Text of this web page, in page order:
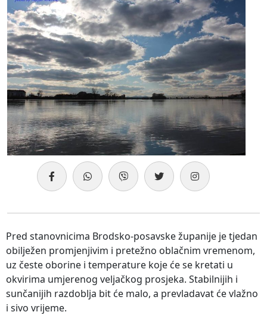
Pred stanovnicima Brodsko-posavske županije je tjedan
obilježen promjenjivim i pretežno oblačnim vremenom,
uz česte oborine i temperature koje će se kretati u
okvirima umjerenog veljačkog prosjeka. Stabilnijih i
sunčanijih razdoblja bit će malo, a prevladavat će vlažno
i sivo vrijeme.